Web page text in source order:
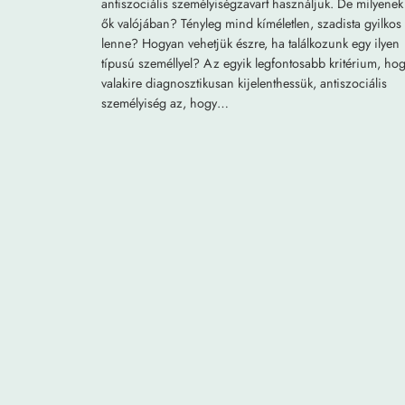
ők valójában? Tényleg mind kíméletlen, szadista gyilkos
lenne? Hogyan vehetjük észre, ha találkozunk egy ilyen
típusú személlyel? Az egyik legfontosabb kritérium,
valakire diagnosztikusan kijelenthessük, antiszociális
személyiség az, hogy…